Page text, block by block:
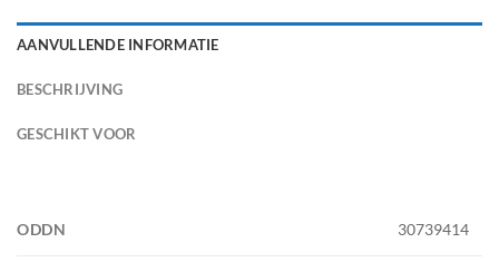
AANVULLENDE INFORMATIE
BESCHRIJVING
GESCHIKT VOOR
ODDN 30739414